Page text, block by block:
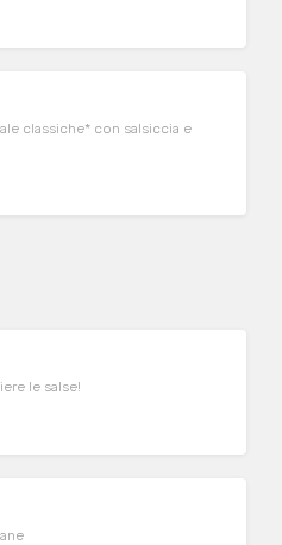
classiche* con salsiccia e
le salse!